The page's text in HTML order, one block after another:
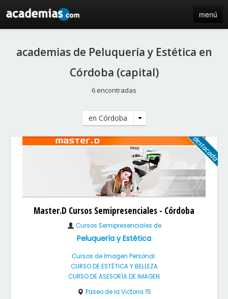
menú
blog
academias de Peluquería y Estética en
Córdoba (capital)
6 encontradas
en Córdoba
Master.D Cursos Semipresenciales - Córdoba
Cursos Semipresenciales de
Peluquería y Estética
Cursos de Imagen Personal:
CURSO DE ESTÉTICA Y BELLEZA
CURSO DE ASESORÍA DE IMAGEN
Paseo de la Victoria 15